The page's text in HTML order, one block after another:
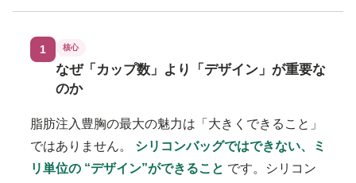
1 核心
なぜ「カップ数」より「デザイン」が重要な
のか
脂肪注入豊胸の最大の魅力は「大きくできること」
ではありません。 シリコンバッグではできない、ミ
リ単位の “デザイン”ができること です。シリコン